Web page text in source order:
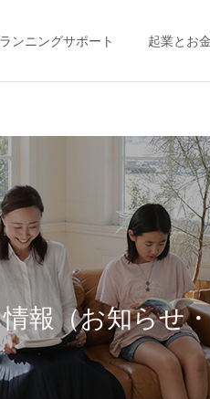
ンニングサポート 起業とお
プラン
はここから変えら
変えたライフプラ
ッシュフロー表＞
家
“お
には
報（お知らせ